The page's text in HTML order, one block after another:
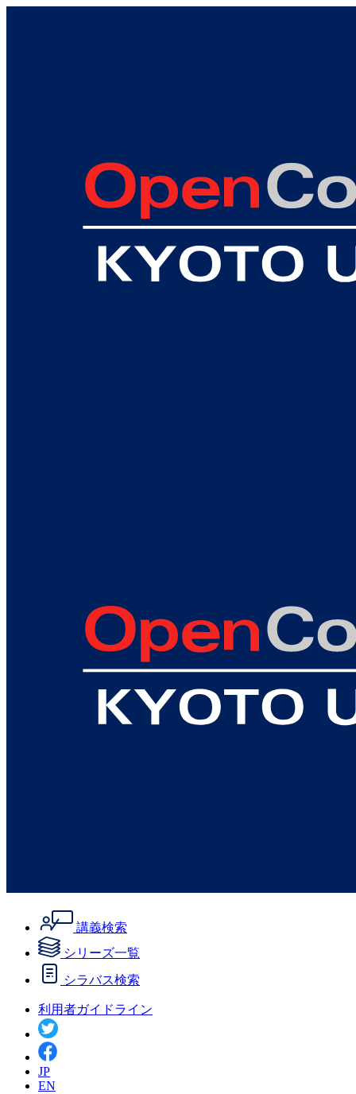
講義検索
シリーズ一覧
シラバス検索
利用者ガイドライン
JP
EN